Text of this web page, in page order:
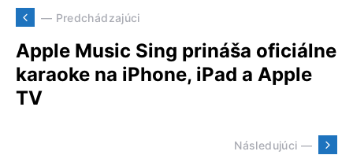
— Predchádzajúci
Apple Music Sing prináša oficiálne
karaoke na iPhone, iPad a Apple
TV
Následujúci —